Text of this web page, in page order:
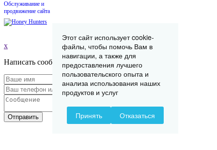
Обслуживание и
продвижение сайта
x
Написать сообщение
Отправить
Этот сайт использует cookie-
файлы, чтобы помочь Вам в
навигации, а также для
предоставления лучшего
пользовательского опыта и
анализа использования наших
продуктов и услуг
Принять Отказаться